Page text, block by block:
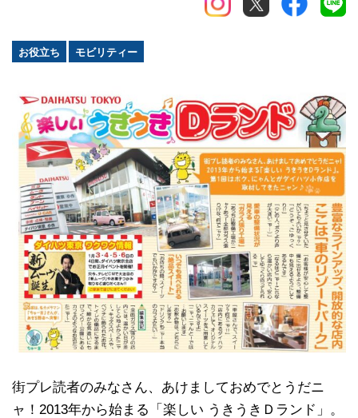
お役立ち モビリティー
街プレ読者のみなさん、あけましておめでとうだニ
ャ！2013年から始まる「楽しい うきうきＤランド」。